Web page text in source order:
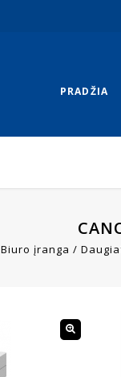
PRADŽIA
Biuro įranga /